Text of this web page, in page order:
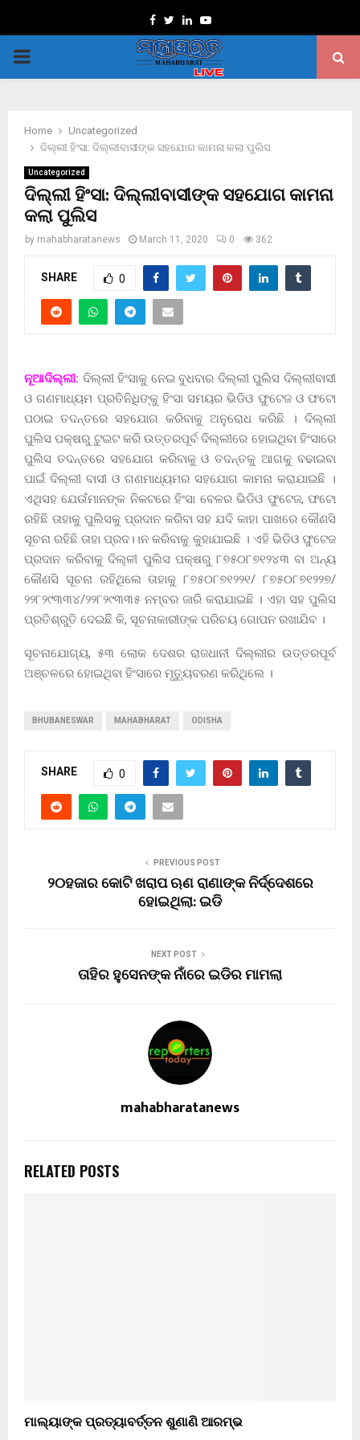
Facebook
TwitterLinkedinYoutube
PRIMARY
Home
Uncategorized
ଦିଲ୍ଲୀ ହିଂସା: ଦିଲ୍ଲୀବାସୀଙ୍କ ସହଯୋଗ କାମନା କଲା ପୁଲିସ
Uncategorized
ଦିଲ୍ଲୀ ହିଂସା: ଦିଲ୍ଲୀବାସୀଙ୍କ ସହଯୋଗ କାମନା
କଲା ପୁଲିସ
by mahabharatanews March 11, 2020 0 362
SHARE 0
ନୂଆଦିଲ୍ଲୀ: ଦିଲ୍ଲୀ ହିଂସାକୁ ନେଇ ବୁଧବାର ଦିଲ୍ଲୀ ପୁଲିସ ଦିଲ୍ଲୀବାସୀ
ଓ ଗଣମାଧ୍ୟମ ପ୍ରତିନିଧିଙ୍କୁ ହିଂସା ସମୟର ଭିଡିଓ ଫୁଟେଜ ଓ ଫଟୋ
ପଠାଇ ତଦନ୍ତରେ ସହଯୋଗ କରିବାକୁ ଅନୁରୋଧ କରିଛି । ଦିଲ୍ଲୀ
ପୁଲିସ ପକ୍ଷରୁ ଟୁଇଟ କରି ଉତ୍ତରପୂର୍ବ ଦିଲ୍ଲୀରେ ହୋଇଥିବା ହିଂସାରେ
ପୁଲିସ ତଦନ୍ତରେ ସହଯୋଗ କରିବାକୁ ଓ ତଦନ୍ତକୁ ଆଗକୁ ବଢାଇବା
ପାଇଁ ଦିଲ୍ଲୀ ବାସୀ ଓ ଗଣମାଧ୍ୟମର ସହଯୋଗ କାମନା କରାଯାଇଛି ।
ଏଥିସହ ଯେଉଁମାନଙ୍କ ନିକଟରେ ହିଂସା ବେଳର ଭିଡିଓ ଫୁଟେଜ, ଫଟୋ
ରହିଛି ତାହାକୁ ପୁଲିସକୁ ପ୍ରଦାନ କରିବା ସହ ଯଦି କାହା ପାଖରେ କୌଣସି
ସୂଚନା ରହିଛି ତାହା ପ୍ରଦ।।ନ କରିବାକୁ କୁହାଯାଇଛି । ଏହି ଭିଡିଓ ଫୁଟେଜ
ପ୍ରଦାନ କରିବାକୁ ଦିଲ୍ଳୀ ପୁଲିସ ପକ୍ଷରୁ ୮୭୫୦୮୭୧୨୪୩ ବା ଅନ୍ୟ
କୌଣସି ସୂଚନା ରହିଥିଲେ ତାହାକୁ ୮୭୫୦୮୭୧୨୨୧/ ୮୭୫୦୮୭୧୨୨୭/
୨୨୮୨୯୩୩୪/୨୨୮୨୯୩୩୫ ନମ୍ବର ଜାରି କରାଯାଇଛି । ଏହା ସହ ପୁଲିସ
ପ୍ରତିଶ୍ରୁତି ଦେଇଛିି କି, ସୂଚନାକାରୀଙ୍କ ପରିଚୟ ଗୋପନ ରଖାଯିବ ।
ସୂଚନାଯୋଗ୍ୟ, ୫୩ ଲୋକ ଦେଶର ରାଜଧାନୀ ଦିଲ୍ଲୀର ଉତ୍ତରପୂର୍ବ
ଅଞ୍ଚଳରେ ହୋଇଥିବା ହିଂସାରେ ମୃତ୍ୟୁବରଣ କରିଥିଲେ ।
BHUBANESWAR MAHABHARAT ODISHA
SHARE 0
PREVIOUS POST
୨୦ହଜାର କୋଟି ଖରାପ ଋଣ ରାଣାଙ୍କ ନିର୍ଦ୍ଦେଶରେ
ହୋଇଥିଲା: ଇଡି
NEXT POST
ତାହିର ହୁସେନଙ୍କ ନାଁରେ ଇଡିର ମାମଲା
mahabharatanews
RELATED POSTS
ମାଲ୍ୟାଙ୍କ ପ୍ରତ୍ୟାବର୍ତ୍ତନ ଶୁଣାଣି ଆରମ୍ଭ